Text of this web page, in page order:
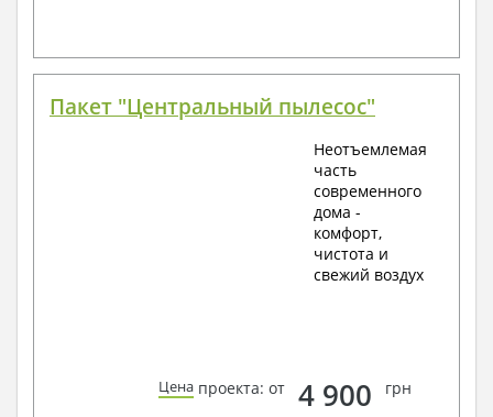
Пакет "Центральный пылесос"
Неотъемлемая
часть
современного
дома -
комфорт,
чистота и
свежий воздух
Цена проекта: от 4 900 грн